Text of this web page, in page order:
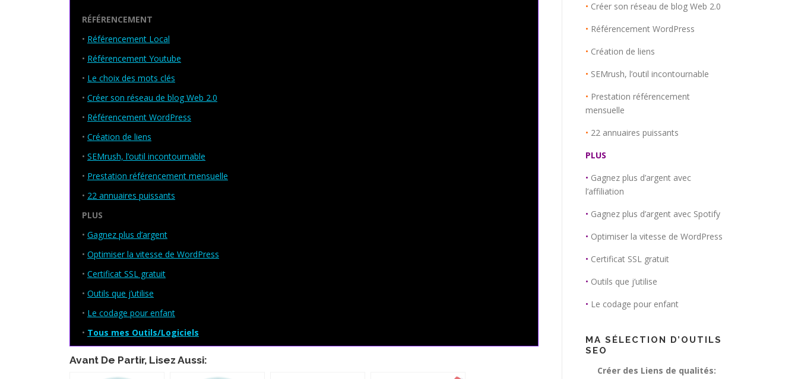
RÉFÉRENCEMENT
• Référencement Local
• Référencement Youtube
• Le choix des mots clés
• Créer son réseau de blog Web 2.0
• Référencement WordPress
• Création de liens
• SEMrush, l’outil incontournable
• Prestation référencement mensuelle
• 22 annuaires puissants
PLUS
• Gagnez plus d’argent
• Optimiser la vitesse de WordPress
• Certificat SSL gratuit
• Outils que j’utilise
• Le codage pour enfant
• Tous mes Outils/Logiciels
Avant De Partir, Lisez Aussi:
• Créer son réseau de blog Web 2.0
• Référencement WordPress
• Création de liens
• SEMrush, l’outil incontournable
• Prestation référencement
mensuelle
• 22 annuaires puissants
PLUS
• Gagnez plus d’argent avec
l’affiliation
• Gagnez plus d’argent avec Spotify
• Optimiser la vitesse de WordPress
• Certificat SSL gratuit
• Outils que j’utilise
• Le codage pour enfant
MA SÉLECTION D’OUTILS
SEO
Créer des Liens de qualités: